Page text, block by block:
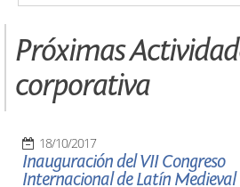
Próximas
corporativa
18/10/2017
Inauguración del VII Congreso
Internacional de Latín Medieval